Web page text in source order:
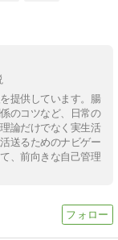
提供しています。腸
のコツなど、日常の
論だけでなく実生活
送るためのナビゲー
、前向きな自己管理